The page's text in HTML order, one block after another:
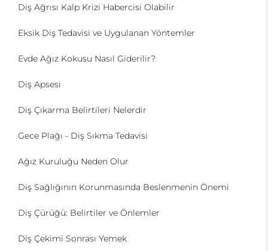
Diş Ağrısı Kalp Krizi Habercisi Olabilir
Eksik Diş Tedavisi ve Uygulanan Yöntemler
Evde Ağız Kokusu Nasıl Giderilir?
Diş Apsesi
Diş Çıkarma Belirtileri Nelerdir
Gece Plağı - Diş Sıkma Tedavisi
Ağız Kuruluğu Neden Olur
Diş Sağlığının Korunmasında Beslenmenin Önemi
Diş Çürüğü: Belirtiler ve Önlemler
Diş Çekimi Sonrası Yemek